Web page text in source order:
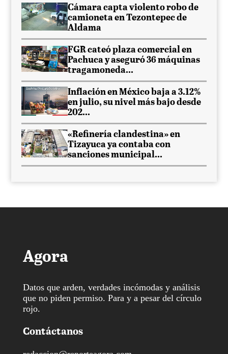
Cámara capta violento robo de
camioneta en Tezontepec de
Aldama
FGR cateó plaza comercial en
Pachuca y aseguró 36 máquinas
tragamoneda...
Inflación en México baja a 3.12%
en julio, su nivel más bajo desde
202...
«Refinería clandestina» en
Tizayuca ya contaba con
sanciones municipal...
Agora
Datos que arden, verdades incómodas y análisis
que no piden permiso. Para y a pesar del círculo
rojo.
Contáctanos